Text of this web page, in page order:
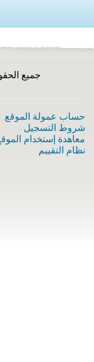
جميع
حساب عمولة الموقع
شروط التسجيل
معاهدة إستخدام
نظام التقييم